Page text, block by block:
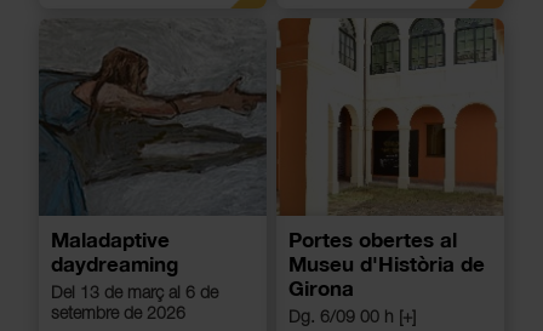
Maladaptive
daydreaming
Del 13 de març al 6 de
setembre de 2026
Portes obertes al
Museu d'Història de
Girona
Dg. 6/09 00 h [+]